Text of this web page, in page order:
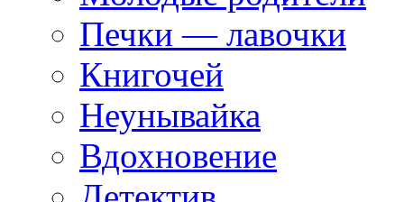
Печки — лавочки
Книгочей
Неунывайка
Вдохновение